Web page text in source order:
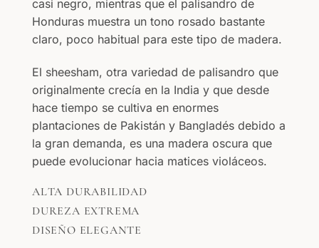
casi negro, mientras que el palisandro de
Honduras muestra un tono rosado bastante
claro, poco habitual para este tipo de madera.
El sheesham, otra variedad de palisandro que
originalmente crecía en la India y que desde
hace tiempo se cultiva en enormes
plantaciones de Pakistán y Bangladés debido a
la gran demanda, es una madera oscura que
puede evolucionar hacia matices violáceos.
ALTA DURABILIDAD
DUREZA EXTREMA
DISEÑO ELEGANTE